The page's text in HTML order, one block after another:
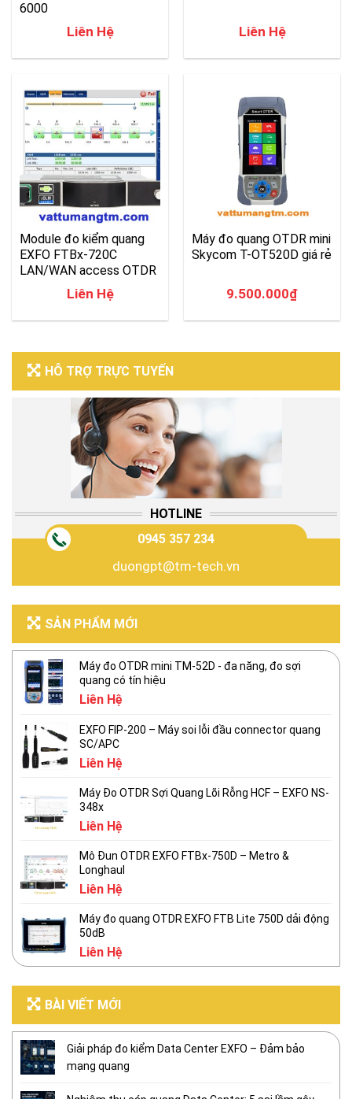
6000
Liên Hệ Liên Hệ
Module đo kiểm quang
EXFO FTBx-720C
LAN/WAN access OTDR
Liên Hệ
Máy đo quang OTDR mini
Skycom T-OT520D giá rẻ
9.500.000₫
HỖ TRỢ TRỰC TUYẾN
HOTLINE
0945 357 234
duongpt@tm-tech.vn
SẢN PHẨM MỚI
Máy đo OTDR mini TM-52D - đa năng, đo sợi
quang có tín hiệu
Liên Hệ
EXFO FIP-200 – Máy soi lỗi đầu connector quang
SC/APC
Liên Hệ
Máy Đo OTDR Sợi Quang Lõi Rỗng HCF – EXFO NS-
348x
Liên Hệ
Mô Đun OTDR EXFO FTBx-750D – Metro &
Longhaul
Liên Hệ
Máy đo quang OTDR EXFO FTB Lite 750D dải động
50dB
Liên Hệ
BÀI VIẾT MỚI
Giải pháp đo kiểm Data Center EXFO – Đảm bảo
mạng quang